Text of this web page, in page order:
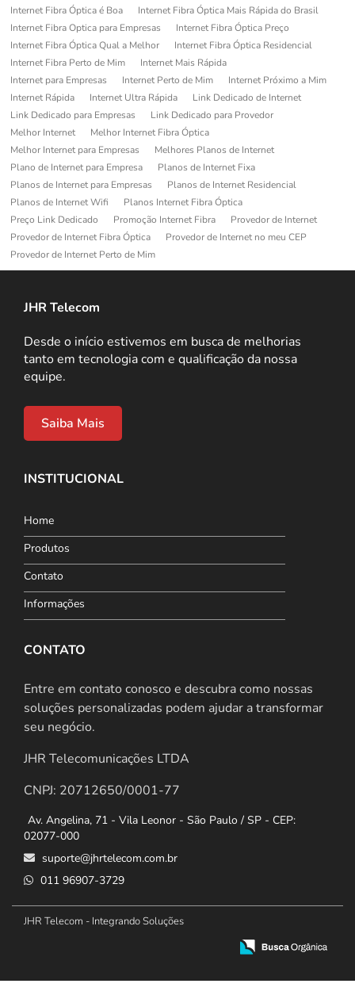
Internet Fibra Óptica é Boa
Internet Fibra Óptica Mais Rápida do Brasil
Internet Fibra Optica para Empresas
Internet Fibra Óptica Preço
Internet Fibra Óptica Qual a Melhor
Internet Fibra Óptica Residencial
Internet Fibra Perto de Mim
Internet Mais Rápida
Internet para Empresas
Internet Perto de Mim
Internet Próximo a Mim
Internet Rápida
Internet Ultra Rápida
Link Dedicado de Internet
Link Dedicado para Empresas
Link Dedicado para Provedor
Melhor Internet
Melhor Internet Fibra Óptica
Melhor Internet para Empresas
Melhores Planos de Internet
Plano de Internet para Empresa
Planos de Internet Fixa
Planos de Internet para Empresas
Planos de Internet Residencial
Planos de Internet Wifi
Planos Internet Fibra Óptica
Preço Link Dedicado
Promoção Internet Fibra
Provedor de Internet
Provedor de Internet Fibra Óptica
Provedor de Internet no meu CEP
Provedor de Internet Perto de Mim
JHR Telecom
Desde o início estivemos em busca de melhorias
tanto em tecnologia com e qualificação da nossa
equipe.
Saiba Mais
INSTITUCIONAL
Home
Produtos
Contato
Informações
CONTATO
Entre em contato conosco e descubra como nossas
soluções personalizadas podem ajudar a transformar
seu negócio.
JHR Telecomunicações LTDA
CNPJ: 20712650/0001-77
Av. Angelina, 71 - Vila Leonor - São Paulo / SP - CEP:
02077-000
suporte@jhrtelecom.com.br
011 96907-3729
JHR Telecom - Integrando Soluções